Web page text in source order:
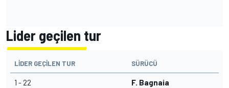
Lider geçilen tur
LIDER GEÇILEN TUR SÜRÜCÜ
1 - 22 F. Bagnaia